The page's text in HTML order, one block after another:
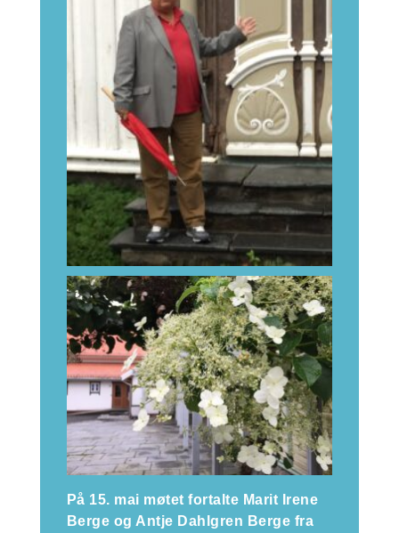
På 15. mai møtet fortalte Marit Irene
Berge og Antje Dahlgren Berge fra